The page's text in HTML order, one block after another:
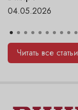
04.05.2026
Читать все статьи